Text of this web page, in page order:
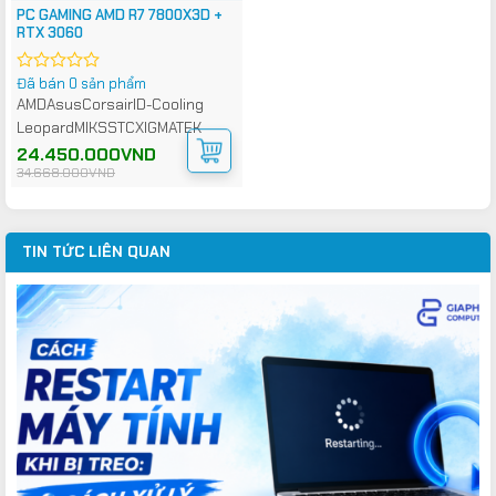
PC GAMING AMD R7 7800X3D +
RTX 3060
Được
xếp
0
5
sao
Đã bán 0 sản phẩm
AMDAsusCorsairID-Cooling
LeopardMIKSSTCXIGMATEK
34.668.000VND
Giá
gốc
là:
24.450.000VND
Giá
hiện
tại
TIN TỨC LIÊN QUAN